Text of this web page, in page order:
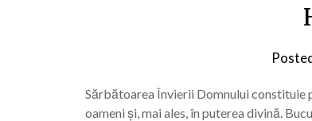
Sărbătoarea Învierii Domnului constituie
oameni și, mai ales, în puterea divină.